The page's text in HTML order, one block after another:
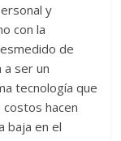
y
con la
de
a ser un
tecnología que
hacen
baja en el